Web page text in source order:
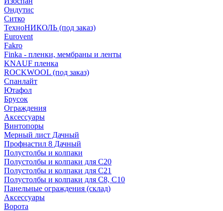
Ондутис
Ситко
ТехноНИКОЛЬ (под заказ)
Eurovent
Fakro
Finka - пленки, мембраны и ленты
KNAUF пленка
ROCKWOOL (под заказ)
Спанлайт
Ютафол
Брусок
Ограждения
Аксессуары
Винтопоры
Мерный лист Дачный
Профнастил 8 Дачный
Полустолбы и колпаки
Полустолбы и колпаки для С20
Полустолбы и колпаки для С21
Полустолбы и колпаки для С8, С10
Панельные ограждения (склад)
Аксессуары
Ворота